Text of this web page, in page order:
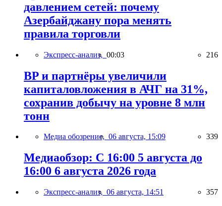
давлением сетей: почему
Азербайджану пора менять
правила торговли
Экспресс-анализ, 00:03 216
BP и партнёры увеличили
капиталовложения в АЧГ на 31%,
сохранив добычу на уровне 8 млн
тонн
Медиа обозрение, 06 августа, 15:09 339
Медиаобзор: С 16:00 5 августа до
16:00 6 августа 2026 года
Экспресс-анализ, 06 августа, 14:51 357